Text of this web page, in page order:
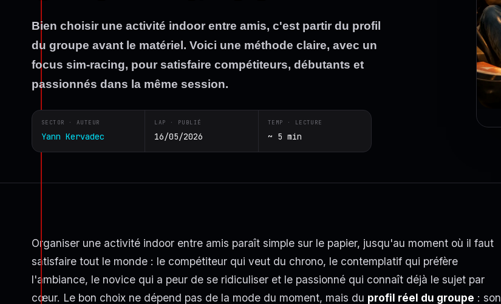
Bien choisir une activité indoor entre amis, c'est partir du profil
du groupe avant le matériel. Voici une méthode claire, avec un
focus sim-racing, pour satisfaire compétiteurs, débutants et
passionnés dans la même session.
SECTOR · AUTEUR
Yann Kervadec
LAP · PUBLIÉ
16/05/2026
TEMP · LECTURE
~ 5 min
Organiser une activité indoor entre amis paraît simple sur le papier, jusqu'au moment où il faut
satisfaire tout le monde : le compétiteur qui veut du chrono, le contemplatif qui préfère
l'ambiance, le novice qui a peur de se ridiculiser et le passionné qui connaît déjà le sujet par
cœur. Le bon choix ne dépend pas de la mode du moment, mais du profil réel du groupe : son